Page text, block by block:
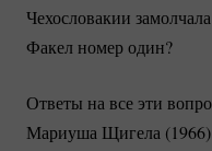
Чехословакии
Факел номер один?
Ответы на все эти
Мариуша Щигела (1966)